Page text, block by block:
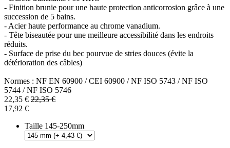
- Finition brunie pour une haute protection anticorrosion grâce à une
succession de 5 bains.
- Acier haute performance au chrome vanadium.
- Tête biseautée pour une meilleure accessibilité dans les endroits
réduits.
- Surface de prise du bec pourvue de stries douces (évite la
détérioration des câbles)
Normes : NF EN 60900 / CEI 60900 / NF ISO 5743 / NF ISO
5744 / NF ISO 5746
22,35 € 22,35€
17,92 €
Taille 145-250mm